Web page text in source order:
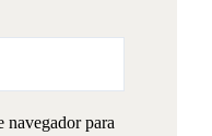
navegador para